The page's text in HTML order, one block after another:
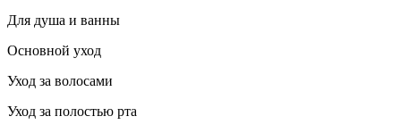
Для душа и ванны
Основной уход
Уход за волосами
Уход за полостью рта